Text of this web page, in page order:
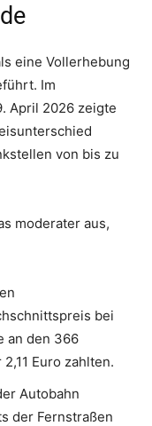
eine Vollerhebung
Im
April 2026 zeigte
von bis zu
moderater aus,
bei
an den 366
Euro zahlten.
Autobahn
der Fernstraßen